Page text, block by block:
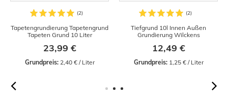
Tapetengrundierung Tapetengrund
Tapeten Grund 10 Liter
23,99 €
Grundpreis: 2,40 € / Liter
Tiefgrund 10l Innen Außen
Grundierung Wilckens
12,49 €
Grundpreis: 1,25 € / Liter